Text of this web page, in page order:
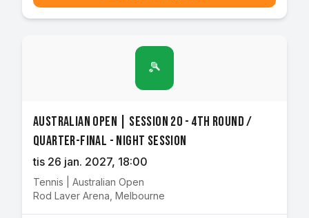
🎾
Australian Open | Session 20 - 4th Round /
Quarter-final - Night Session
tis 26 jan. 2027, 18:00
Tennis
Australian Open
Rod Laver Arena Melbourne